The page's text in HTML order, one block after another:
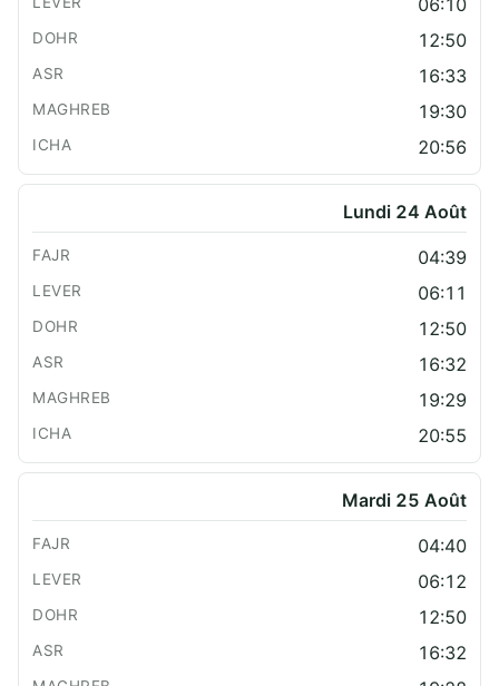
06:10
12:50
16:33
19:30
20:56
Lundi 24 Août
04:39
06:11
12:50
16:32
19:29
20:55
Mardi 25 Août
04:40
06:12
12:50
16:32